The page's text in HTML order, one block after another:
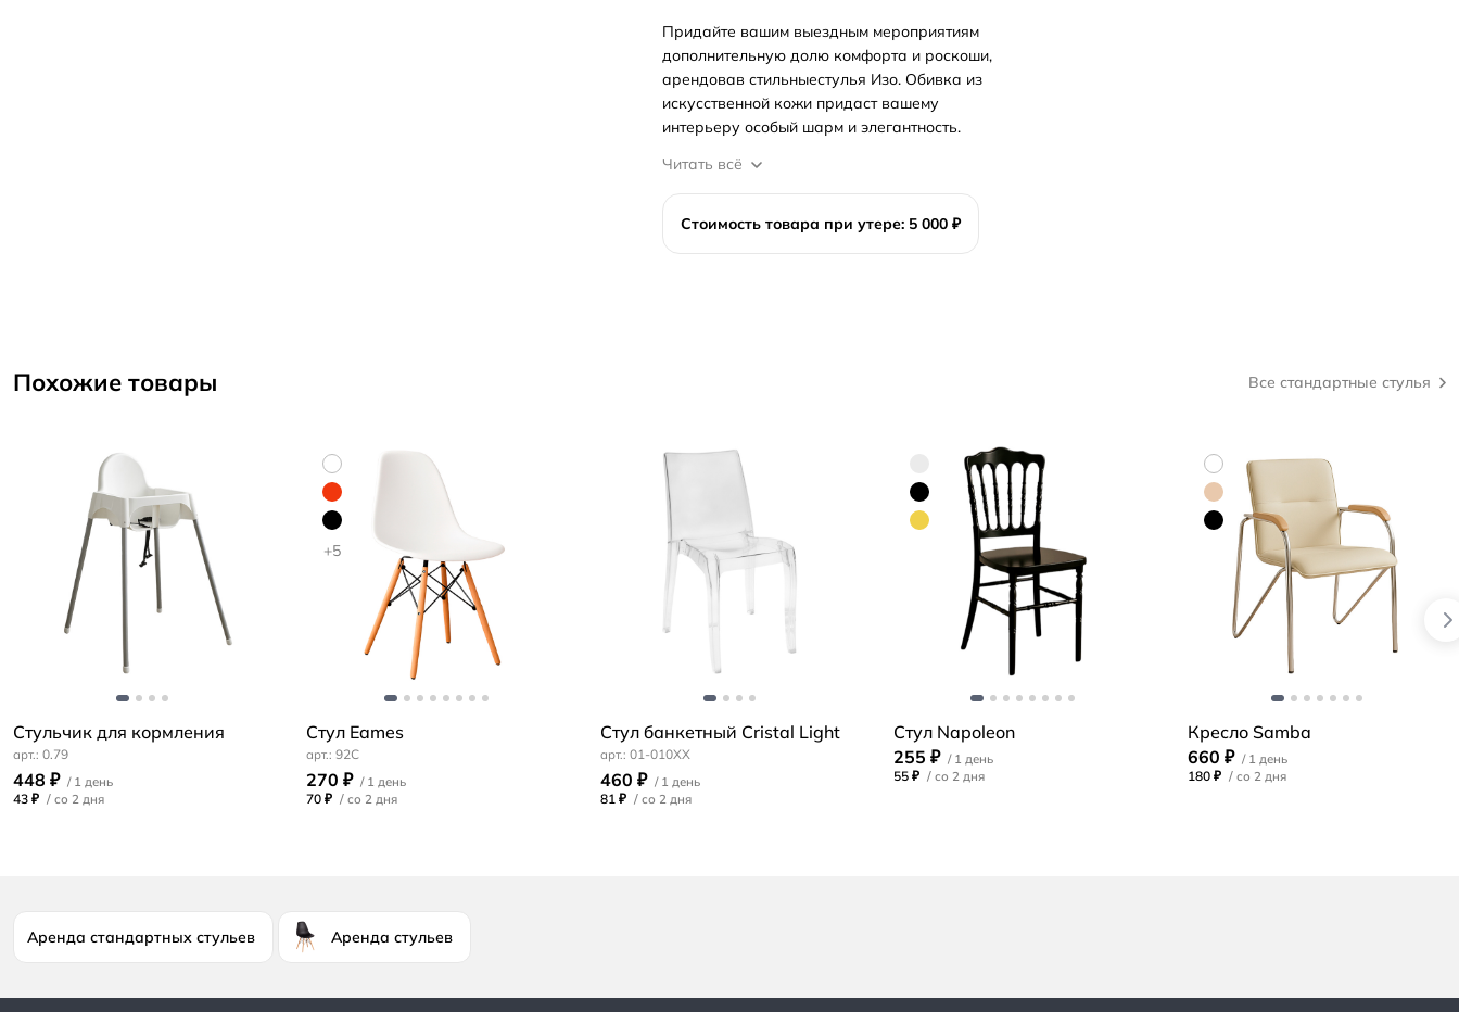
Придайте вашим выездным мероприятиям
дополнительную долю комфорта и роскоши,
арендовав стильныестулья Изо. Обивка из
искусственной кожи придаст вашему
интерьеру особый шарм и элегантность.
Читать всё
Стоимость товара при утере: 5 000 ₽
Похожие товары Все стандартные стулья
Стульчик для кормления
0.79
448 ₽
43 ₽ /
+5
Стул Eames
92C
270 ₽
70 ₽ /
Стул банкетный Cristal Light
01-010XX
460 ₽
81 ₽ /
Стул Napoleon
255 ₽
55 ₽ /
Кресло Samba
660 ₽
180 ₽ /
Аренда стандартных стульев Аренда стульев